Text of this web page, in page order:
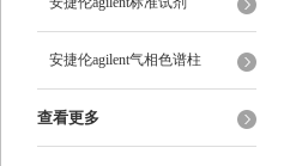
安捷伦agilent气相色谱柱
查看更多